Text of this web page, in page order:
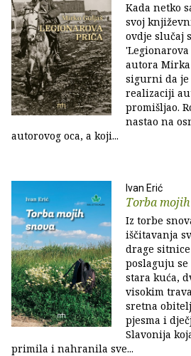
Kada netko
svoj
ovdje slučaj
autora
sigurni da je
realizaciji
promišljao.
nastao na
autorovog oca, a koji...
Ivan Erić
Torba
Iz torbe
iščitavanja
drage
poslaguju
stara kuća,
visokim
sretna
pjesma i
Slavonija
primila i nahranila sve...